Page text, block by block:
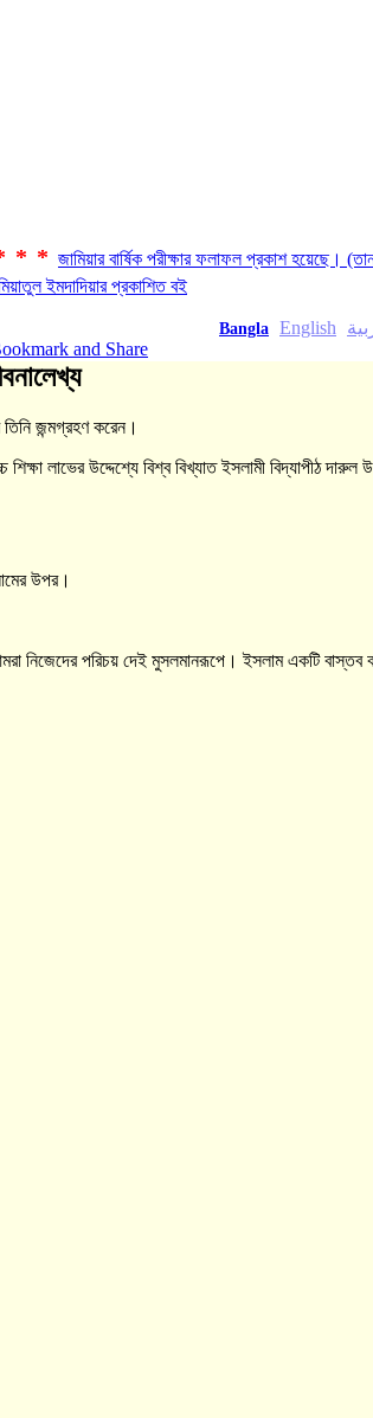
জামিয়ার বার্ষিক পরীক্ষার ফলাফল প্রকাশ হয়েছে।
ইমদাদিয়ার প্রকাশিত বই
Bangla English
জন্মগ্রহণ করেন।
লাভের উদ্দেশ্যে বিশ্ব বিখ্যাত ইসলামী বিদ্যাপীঠ
উপর।
আমরা নিজেদের পরিচয় দেই মুসলমানরূপে। ইসলাম একটি